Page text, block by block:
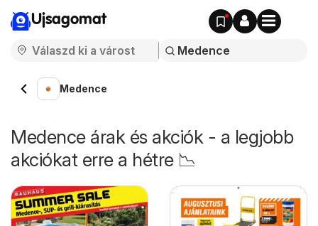
Ujsagomat
Medence
Medence árak és akciók - a legjobb
akciókat erre a hétre 📉